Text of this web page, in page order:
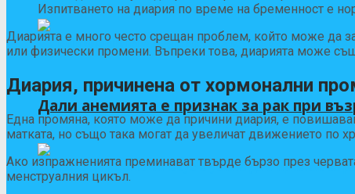
Дали анемията е признак за рак при
Изпитването на диария по време на бременност е
Диарията е много често срещан проблем, който може да
или физически промени. Въпреки това, диарията може
Диария, причинена от хормонални
Една промяна, която може да причини диария, е
матката, но също така могат да увеличат движението по
Ако изпражненията преминават твърде бързо през
менструалния цикъл.